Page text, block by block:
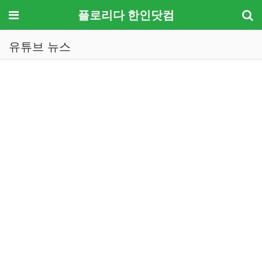
메뉴 플로리다 한인닷컴
유튜브 뉴스